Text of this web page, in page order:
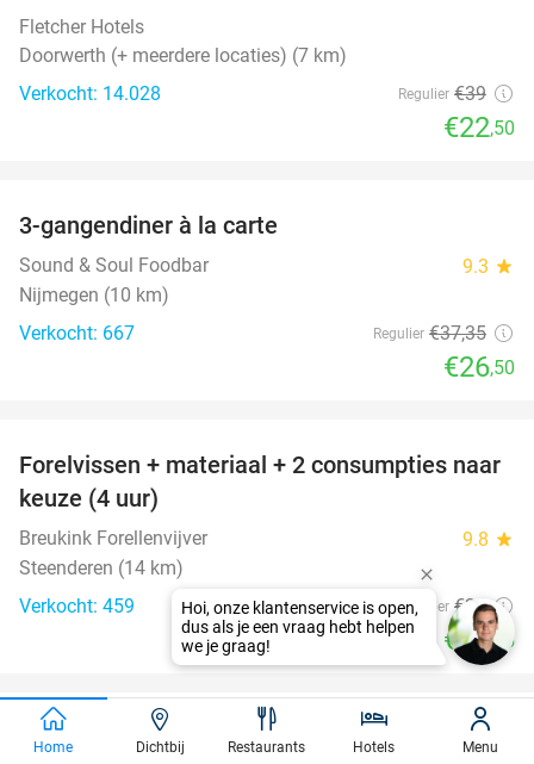
Fletcher Hotels
Doorwerth (+ meerdere locaties) (7 km)
Verkocht: 14.028
Regulier €39
€22,50
3-gangendiner à la carte
Sound & Soul Foodbar 9.3 star
Nijmegen (10 km)
Verkocht: 667
Regulier €37,35
€26,50
50%
Forelvissen + materiaal + 2 consumpties naar
keuze (4 uur)
Breukink Forellenvijver 9.8 star
Steenderen (14 km)
Verkocht: 459
Regulier €36
€17,95
44%
2-gangen keuzelunch bij Pan & Koek Arnhem
Home Dichtbij Restaurants Hotels Menu